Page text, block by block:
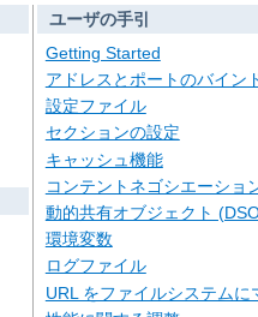
ユーザの手引
Getting Started
アドレスとポートのバイン
設定ファイル
セクションの設定
キャッシュ機能
コンテントネゴシエーショ
動的共有オブジェクト
環境変数
ログファイル
URL をファイルシステムに